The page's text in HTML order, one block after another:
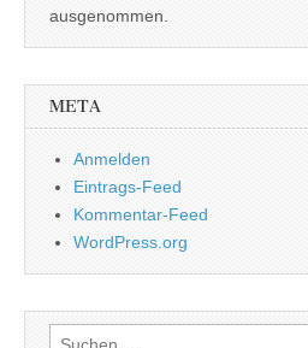
ausgenommen.
META
Anmelden
Eintrags-Feed
Kommentar-Feed
WordPress.org
Suchen